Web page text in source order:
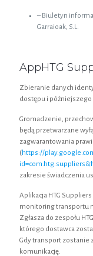
– Biuletyn
Garraioak, S.L.
AppHTG
Zbieranie danych
dostępu i późniejszego
Gromadzenie,
będą przetwarzane
zagwarantowania
(https://
zakresie świadczenia
Aplikacja HTG
monitoring transportu
Zgłasza do zespołu
którego dostawca
Gdy transport zostanie
komunikację.